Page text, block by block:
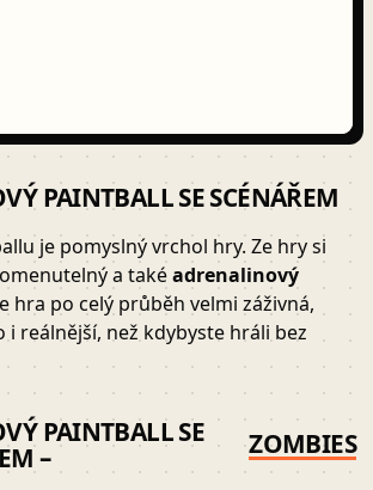
PAINTBALL SE SCÉNÁŘEM
je pomyslný vrchol hry. Ze hry si
a takéadrenalinový
hra po celý průběh velmi záživná,
i reálnější, než kdybyste hráli bez
PAINTBALL SE
– ZOMBIES